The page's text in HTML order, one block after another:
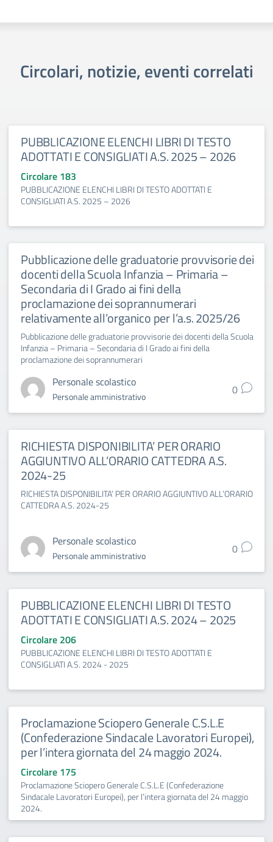
Circolari, notizie, eventi correlati
PUBBLICAZIONE ELENCHI LIBRI DI TESTO
ADOTTATI E CONSIGLIATI A.S. 2025 – 2026
Circolare 183
PUBBLICAZIONE ELENCHI LIBRI DI TESTO ADOTTATI E
CONSIGLIATI A.S. 2025 – 2026
Pubblicazione delle graduatorie provvisorie dei
docenti della Scuola Infanzia – Primaria –
Secondaria di I Grado ai fini della
proclamazione dei soprannumerari
relativamente all’organico per l’a.s. 2025/26
Pubblicazione delle graduatorie provvisorie dei docenti della Scuola
Infanzia – Primaria – Secondaria di I Grado ai fini della
proclamazione dei soprannumerari
Personale scolastico
Personale amministrativo 0
RICHIESTA DISPONIBILITA’ PER ORARIO
AGGIUNTIVO ALL’ORARIO CATTEDRA A.S.
2024-25
RICHIESTA DISPONIBILITA’ PER ORARIO AGGIUNTIVO ALL’ORARIO
CATTEDRA A.S. 2024-25
Personale scolastico
Personale amministrativo 0
PUBBLICAZIONE ELENCHI LIBRI DI TESTO
ADOTTATI E CONSIGLIATI A.S. 2024 – 2025
Circolare 206
PUBBLICAZIONE ELENCHI LIBRI DI TESTO ADOTTATI E
CONSIGLIATI A.S. 2024 - 2025
Proclamazione Sciopero Generale C.S.L.E
(Confederazione Sindacale Lavoratori Europei),
per l’intera giornata del 24 maggio 2024.
Circolare 175
Proclamazione Sciopero Generale C.S.L.E (Confederazione
Sindacale Lavoratori Europei), per l’intera giornata del 24 maggio
2024.